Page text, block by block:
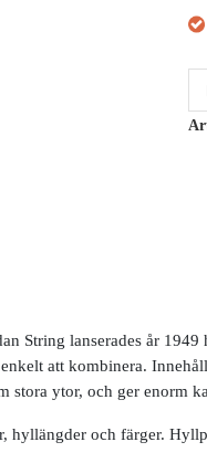
String lanserades år
att kombinera.
stora ytor, och ger enorm
hyllängder och färger.